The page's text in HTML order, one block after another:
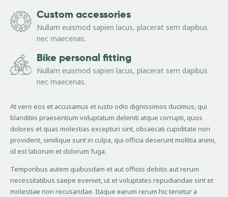
Custom accessories
Nullam euismod sapien lacus, placerat sem dapibus
nec maecenas.
Bike personal fitting
Nullam euismod sapien lacus, placerat sem dapibus
nec maecenas.
At vero eos et accusamus et iusto odio dignissimos ducimus, qui
blanditiis praesentium voluptatum deleniti atque corrupti, quos
dolores et quas molestias excepturi sint, obcaecati cupiditate non
provident, similique sunt in culpa, qui officia deserunt mollitia animi,
id est laborum et dolorum fuga.
Temporibus autem quibusdam et aut officiis debitis aut rerum
necessitatibus saepe eveniet, ut et voluptates repudiandae sint et
molestiae non recusandae. Itaque earum rerum hic tenetur a